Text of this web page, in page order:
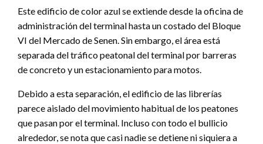
Este edificio de color azul se extiende desde la oficina de
administración del terminal hasta un costado del Bloque
VI del Mercado de Senen. Sin embargo, el área está
separada del tráfico peatonal del terminal por barreras
de concreto y un estacionamiento para motos.
Debido a esta separación, el edificio de las librerías
parece aislado del movimiento habitual de los peatones
que pasan por el terminal. Incluso con todo el bullicio
alrededor, se nota que casi nadie se detiene ni siquiera a